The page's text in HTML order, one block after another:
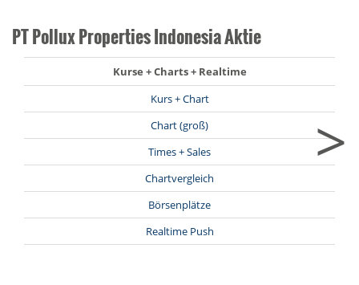
PT Pollux Properties Indonesia Aktie
Kurse + Charts + Realtime
Kurs + Chart
Chart (groß)
Times + Sales
Chartvergleich
Börsenplätze
Realtime Push
>